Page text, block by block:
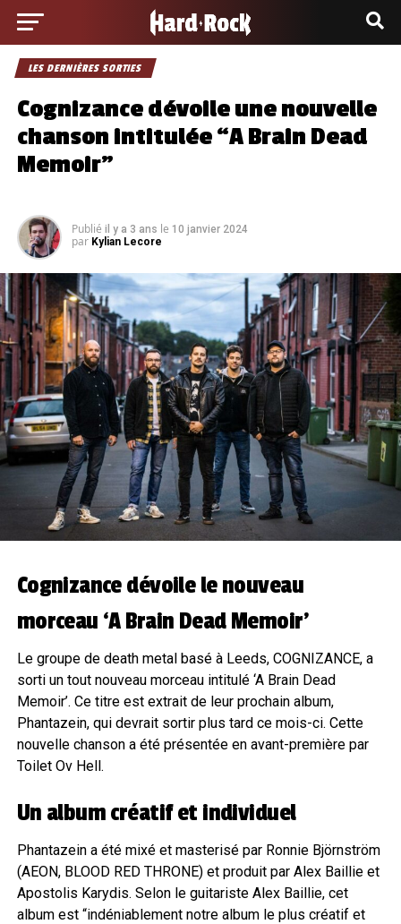
LES DERNIÈRES SORTIES
Cognizance dévoile une nouvelle
chanson intitulée “A Brain Dead
Memoir”
Publié il y a 3 ans le 10 janvier 2024
par Kylian Lecore
Cognizance dévoile le nouveau
morceau ‘A Brain Dead Memoir’
Le groupe de death metal basé à Leeds, COGNIZANCE, a
sorti un tout nouveau morceau intitulé ‘A Brain Dead
Memoir’. Ce titre est extrait de leur prochain album,
Phantazein, qui devrait sortir plus tard ce mois-ci. Cette
nouvelle chanson a été présentée en avant-première par
Toilet Ov Hell.
Un album créatif et individuel
Phantazein a été mixé et masterisé par Ronnie Björnström
(AEON, BLOOD RED THRONE) et produit par Alex Baillie et
Apostolis Karydis. Selon le guitariste Alex Baillie, cet
album est “indéniablement notre album le plus créatif et